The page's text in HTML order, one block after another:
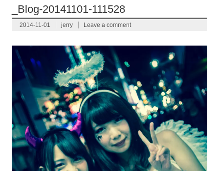
_Blog-20141101-111528
2014-11-01 jerry Leave a comment